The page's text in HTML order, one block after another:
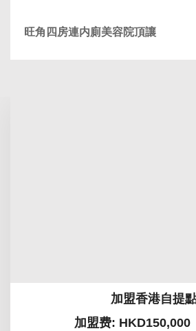
旺角四房連内廁美容院頂讓
加盟香港自提
加盟费: HKD150,000